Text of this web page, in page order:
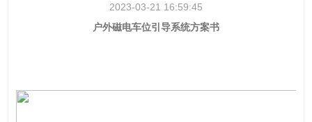
2023-03-21 16:59:45
户外磁电车位引导系统方案书